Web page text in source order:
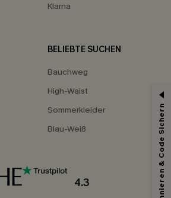
Klarna
BELIEBTE SUCHEN
Bauchweg
High-Waist
Sommerkleider
Blau-Weiß
4.3 Abonnieren & Code Sichern